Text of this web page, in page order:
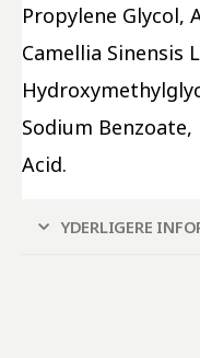
Propylene Glycol,
Camellia Sinensis
Sodium
Acid.
YDERLIGERE